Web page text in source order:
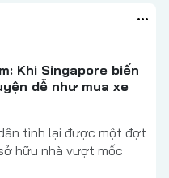
Khi Singapore biến
dễ như mua xe
tình lại được một đợt
hữu nhà vượt mốc